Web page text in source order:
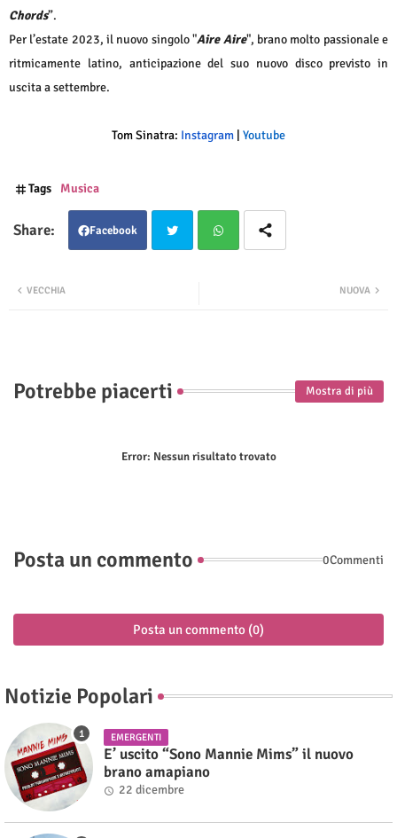
Chords”.
Per l’estate 2023, il nuovo singolo "Aire Aire", brano molto passionale e
ritmicamente latino, anticipazione del suo nuovo disco previsto in
uscita a settembre.
Tom Sinatra: Instagram | Youtube
Tags Musica
Facebook
NUOVA
VECCHIA
Potrebbe piacerti Mostra di più
Error: Nessun risultato trovato
Posta un commento 0Commenti
Posta un commento (0)
Notizie Popolari
EMERGENTI
E’ uscito “Sono Mannie Mims” il nuovo
brano amapiano
22 dicembre